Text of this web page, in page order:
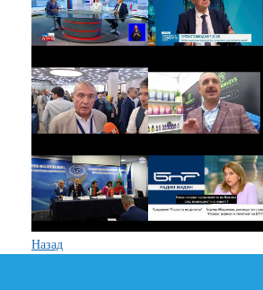
Назад